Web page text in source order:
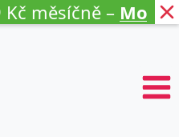
–Mobil Start ,